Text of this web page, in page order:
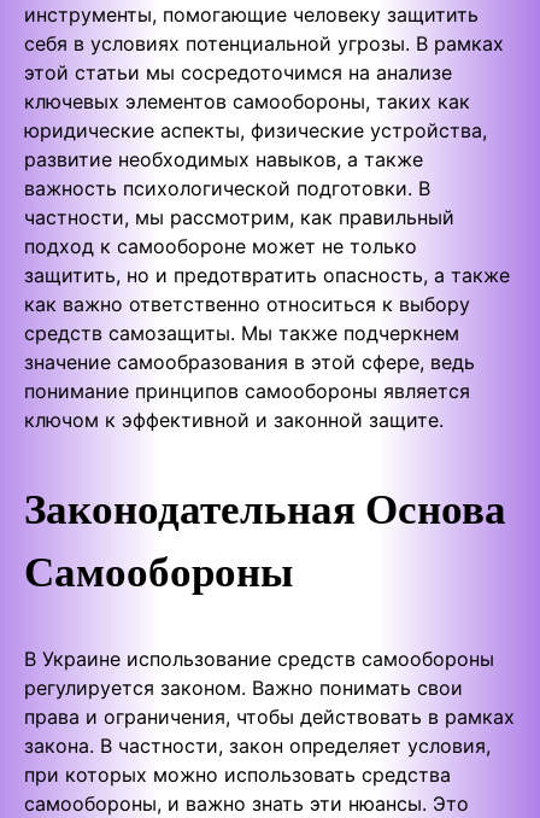
инструменты, помогающие человеку защитить
себя в условиях потенциальной угрозы. В рамках
этой статьи мы сосредоточимся на анализе
ключевых элементов самообороны, таких как
юридические аспекты, физические устройства,
развитие необходимых навыков, а также
важность психологической подготовки. В
частности, мы рассмотрим, как правильный
подход к самообороне может не только
защитить, но и предотвратить опасность, а также
как важно ответственно относиться к выбору
средств самозащиты. Мы также подчеркнем
значение самообразования в этой сфере, ведь
понимание принципов самообороны является
ключом к эффективной и законной защите.
Законодательная Основа
Самообороны
В Украине использование средств самообороны
регулируется законом. Важно понимать свои
права и ограничения, чтобы действовать в рамках
закона. В частности, закон определяет условия,
при которых можно использовать средства
самообороны, и важно знать эти нюансы. Это